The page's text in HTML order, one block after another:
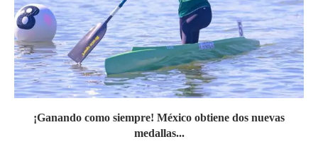
¡Ganando como siempre! México obtiene dos nuevas
medallas...